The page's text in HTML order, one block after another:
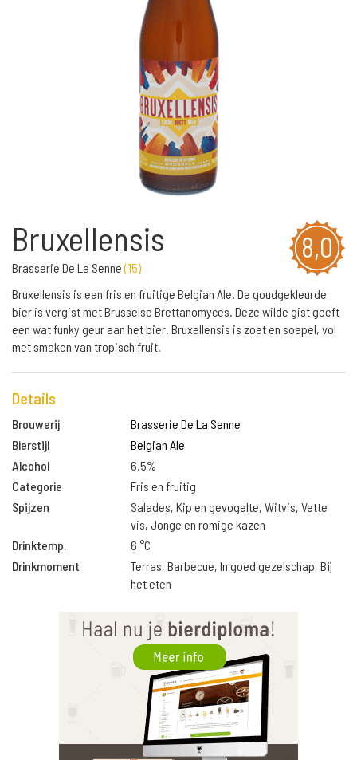
8,0
Bruxellensis
Brasserie De La Senne(15)
Bruxellensis is een fris en fruitige Belgian Ale. De goudgekleurde
bier is vergist met Brusselse Brettanomyces. Deze wilde gist geeft
een wat funky geur aan het bier. Bruxellensis is zoet en soepel, vol
met smaken van tropisch fruit.
Details
Brouwerij
Brasserie De La Senne
Bierstijl
Belgian Ale
Alcohol
6.5%
Categorie
Fris en fruitig
Spijzen
Salades, Kip en gevogelte, Witvis, Vette
vis, Jonge en romige kazen
Drinktemp.
6 °C
Drinkmoment
Terras, Barbecue, In goed gezelschap, Bij
het eten